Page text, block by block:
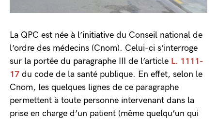
La QPC est née à l’initiative du Conseil national de
l’ordre des médecins (Cnom). Celui-ci s’interroge
sur la portée du paragraphe III de l’article L. 1111-
17 du code de la santé publique. En effet, selon le
Cnom, les quelques lignes de ce paragraphe
permettent à toute personne intervenant dans la
prise en charge d’un patient (même quelqu’un qui